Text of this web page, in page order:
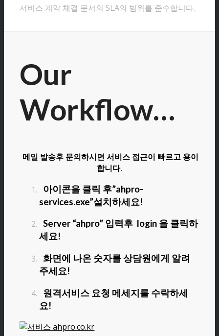
서비스 계약 체결 문서의 SLA의 범위를 준수합니다.
Our
Workflow…
메일 발송후 문의하시면 서비스 접근이 빠르고 용이
합니다.
아이콘을 클릭 후”ahpro-
services.exe”설치하세요!
Server “ahpro” 입력후 login 을 클릭하
세요!
화면에 나온 숫자를 상담원에게 알려
주세요!
원격서비스 요청 메세지를 수락하세
요!